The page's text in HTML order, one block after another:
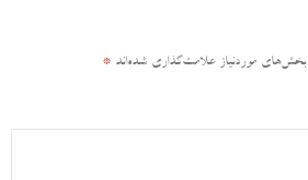
بخش‌های موردنیاز علامت‌گذاری شده‌اند *